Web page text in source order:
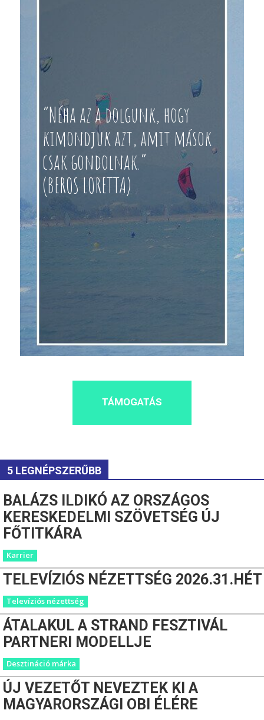
“Néha az a dolgunk, hogy
kimondjuk azt, amit mások
csak gondolnak.”
(BEROS LORETTA)
TÁMOGATÁS
5 LEGNÉPSZERŰBB
BALÁZS ILDIKÓ AZ ORSZÁGOS
KERESKEDELMI SZÖVETSÉG ÚJ
FŐTITKÁRA
Karrier
TELEVÍZIÓS NÉZETTSÉG 2026.31.HÉT
Televíziós nézettség
ÁTALAKUL A STRAND FESZTIVÁL
PARTNERI MODELLJE
Desztináció márka
ÚJ VEZETŐT NEVEZTEK KI A
MAGYARORSZÁGI OBI ÉLÉRE